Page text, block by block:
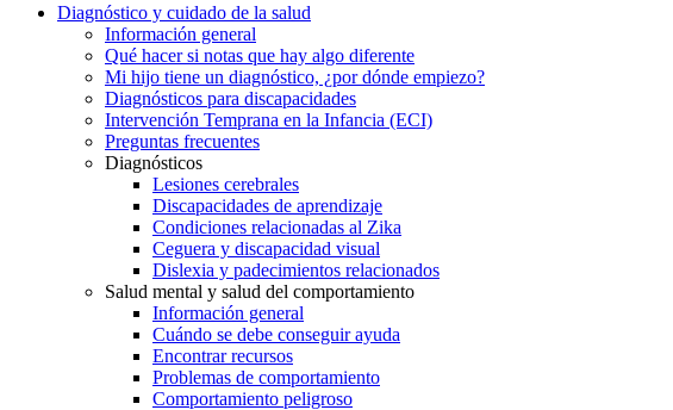
Diagnóstico y cuidado de la salud
Información general
Qué hacer si notas que hay algo diferente
Mi hijo tiene un diagnóstico, ¿por dónde empiezo?
Diagnósticos para discapacidades
Intervención Temprana en la Infancia (ECI)
Preguntas frecuentes
Diagnósticos
Lesiones cerebrales
Discapacidades de aprendizaje
Condiciones relacionadas al Zika
Ceguera y discapacidad visual
Dislexia y padecimientos relacionados
Salud mental y salud del comportamiento
Información general
Cuándo se debe conseguir ayuda
Encontrar recursos
Problemas de comportamiento
Comportamiento peligroso